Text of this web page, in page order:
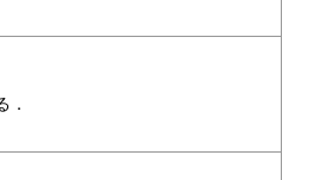
．